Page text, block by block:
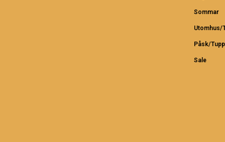
Sommar
Utomhus/
Påsk/
Sale